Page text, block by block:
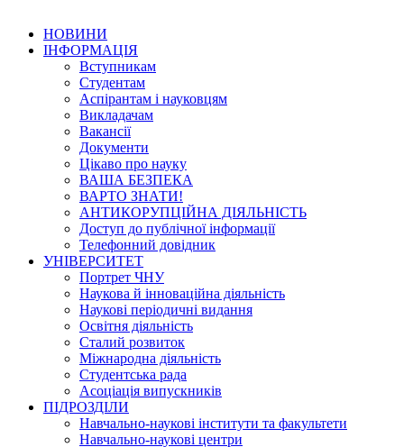
НОВИНИ
ІНФОРМАЦІЯ
Вступникам
Студентам
Аспірантам і науковцям
Викладачам
Вакансії
Документи
Цікаво про науку
ВАША БЕЗПЕКА
ВАРТО ЗНАТИ!
АНТИКОРУПЦІЙНА ДІЯЛЬНІСТЬ
Доступ до публічної інформації
Телефонний довідник
УНІВЕРСИТЕТ
Портрет ЧНУ
Наукова й інноваційна діяльність
Наукові періодичні видання
Освітня діяльність
Сталий розвиток
Міжнародна діяльність
Студентська рада
Асоціація випускників
ПІДРОЗДІЛИ
Навчально-наукові інститути та факультети
Навчально-наукові центри